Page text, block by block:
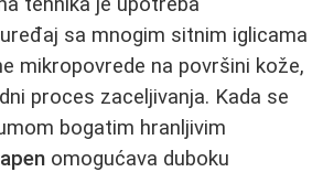
sa mnogim sitnim iglicama
mikropovrede na površini kože,
proces zaceljivanja. Kada se
bogatim hranljivim
omogućava duboku